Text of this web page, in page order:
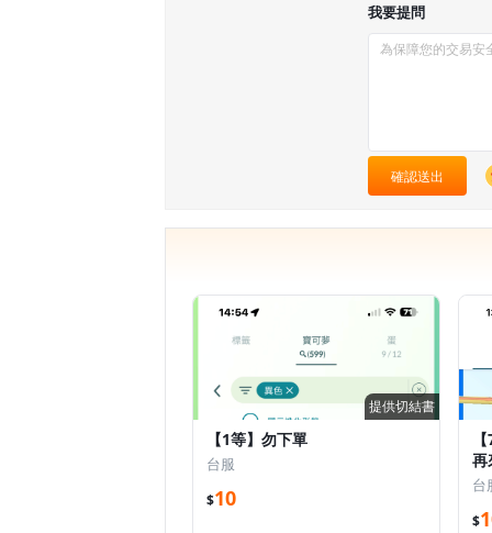
我要提問
確認送出
提供切結書
【1等】勿下單
台服
$10
再
台
$